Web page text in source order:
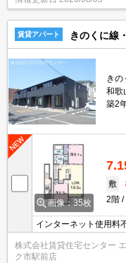
賃貸アパート きのくに線
きの
和歌
築2
画像：35枚
敷
2階
インターネット使用料
株式会社賃貸住宅センター
ク市駅前店